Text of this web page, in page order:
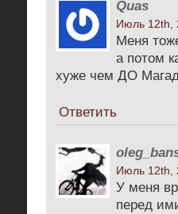
Quas
Июль 12th,
Меня
а потом
хуже чем ДО
Ответить
Июль 12th,
У меня
перед